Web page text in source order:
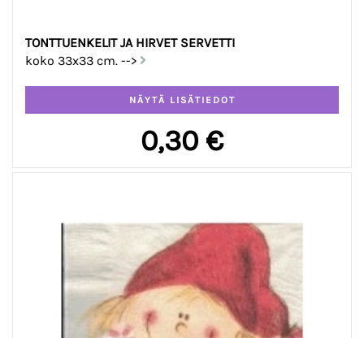
TONTTUENKELIT JA HIRVET SERVETTI
koko 33x33 cm. -->
0,30 €